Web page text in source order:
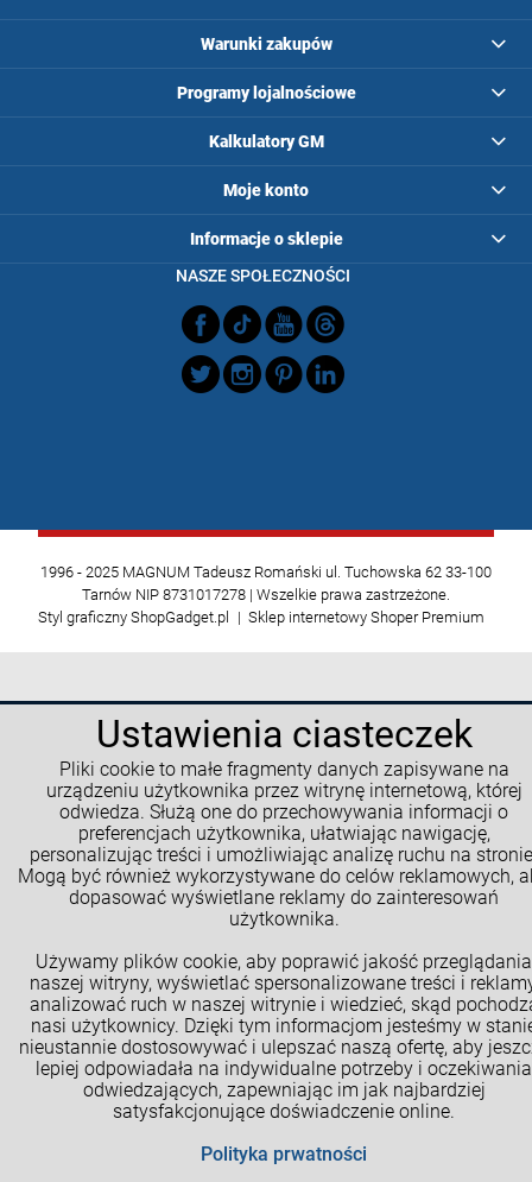
Ustawienia ciasteczek
Pliki cookie to małe fragmenty danych zapisywane na
urządzeniu użytkownika przez witrynę internetową, której
odwiedza. Służą one do przechowywania informacji o
preferencjach użytkownika, ułatwiając nawigację,
personalizując treści i umożliwiając analizę ruchu na
Mogą być również wykorzystywane do celów reklamowych,
dopasować wyświetlane reklamy do zainteresowań
użytkownika.
Używamy plików cookie, aby poprawić jakość przeglądania
naszej witryny, wyświetlać spersonalizowane treści i
analizować ruch w naszej witrynie i wiedzieć, skąd
nasi użytkownicy. Dzięki tym informacjom jesteśmy w
nieustannie dostosowywać i ulepszać naszą ofertę, aby
lepiej odpowiadała na indywidualne potrzeby i oczekiwania
odwiedzających, zapewniając im jak najbardziej
satysfakcjonujące doświadczenie online.
Polityka prwatności
Warunki zakupów
Programy lojalnościowe
Kalkulatory GM
Moje konto
Informacje o sklepie
NASZE SPOŁECZNOŚCI
1996 - 2025 MAGNUM Tadeusz Romański ul. Tuchowska 62 33-100
Tarnów NIP 8731017278 | Wszelkie prawa zastrzeżone.
Styl graficzny ShopGadget.pl
Sklep internetowy Shoper Premium